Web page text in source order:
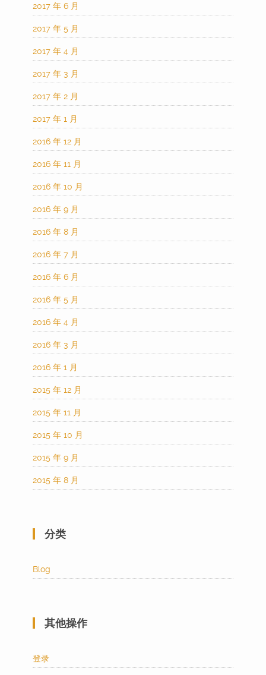
2017 年 6 月
2017 年 5 月
2017 年 4 月
2017 年 3 月
2017 年 2 月
2017 年 1 月
2016 年 12 月
2016 年 11 月
2016 年 10 月
2016 年 9 月
2016 年 8 月
2016 年 7 月
2016 年 6 月
2016 年 5 月
2016 年 4 月
2016 年 3 月
2016 年 1 月
2015 年 12 月
2015 年 11 月
2015 年 10 月
2015 年 9 月
2015 年 8 月
分类
Blog
其他操作
登录